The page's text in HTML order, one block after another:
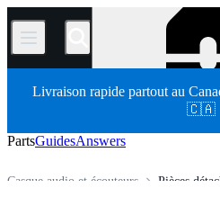
/
Livraison rapide partout au
🇨🇦
PartsGuidesAnswers
Pièces
Casque audio et écouteurs